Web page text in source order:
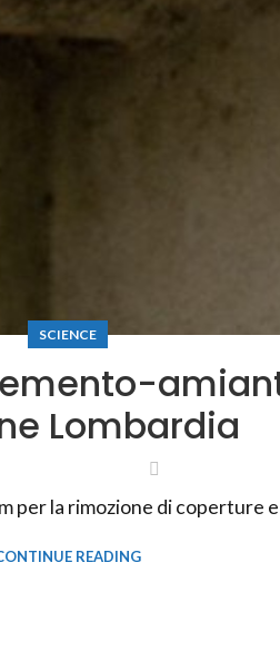
SCIENCE
Lombardia
per la rimozione di coperture
READING